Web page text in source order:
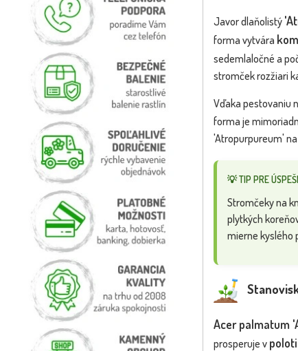
Javor dlaňolistý
forma vytvára
sedemlaločné a
stromček rozžiari
Vďaka pestovaniu
forma je
'Atropurpureum'
💡 TIP PRE
Stromčeky na
plytkých
mierne kyslého
Acer palmatum
prosperuje v